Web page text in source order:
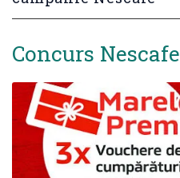
Concurs Nescafe